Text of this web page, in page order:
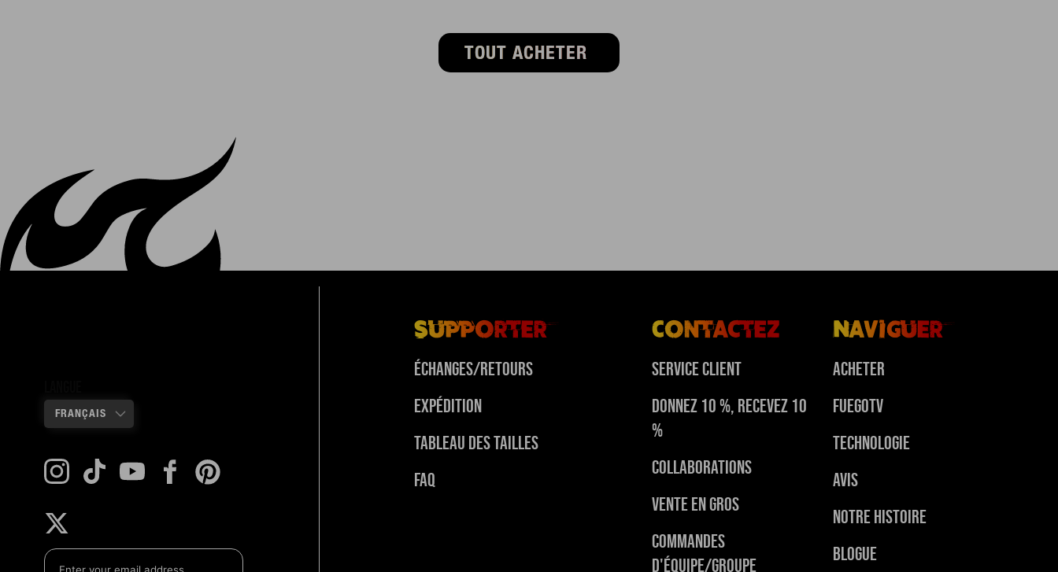
TOUT ACHETER
FRANÇAIS
Instagram
TikTokYouTubeFacebookPinterest
Twitter
Supporter
Échanges/Retours
Expédition
Tableau des tailles
FAQ
Contactez
Service client
Donnez 10 %, Recevez 10
%
Collaborations
Vente en gros
Commandes
d'équipe/groupe
Naviguer
Acheter
FuegoTv
Technologie
Avis
Notre histoire
Blogue